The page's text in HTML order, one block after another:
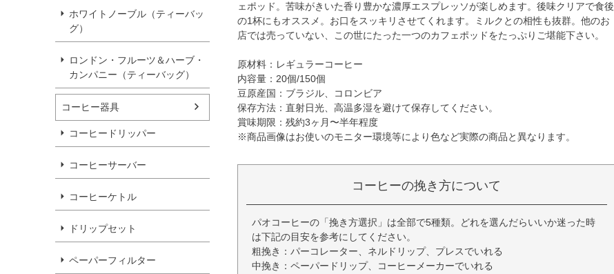
ホワイトノーブル（ティーバッ
グ）
ロンドン・フルーツ＆ハーブ・
カンパニー（ティーバッグ）
コーヒー器具
コーヒードリッパー
コーヒーサーバー
コーヒーケトル
ドリップセット
ペーパーフィルター
ェポッド。苦味がきいた香り豊かな濃厚エスプレッソが楽しめます。後味クリアで食後
の1杯にもオススメ。お口をスッキリさせてくれます。ミルクとの相性も抜群。他のお
店では売っていない、この世にたった一つのカフェポッドをたっぷりご堪能下さい。
原材料：レギュラーコーヒー
内容量：20個/150個
豆原産国：ブラジル、コロンビア
保存方法：直射日光、高温多湿を避けて保存してください。
賞味期限：残約3ヶ月〜半年程度
※商品画像はお使いのモニター環境等により色など実際の商品と異なります。
コーヒーの挽き方について
パオコーヒーの「挽き方選択」は全部で5種類。どれを選んだらいいか迷った時
は下記の目安を参考にしてください。
粗挽き：パーコレーター、ネルドリップ、プレスでいれる
中挽き：ペーパードリップ、コーヒーメーカーでいれる